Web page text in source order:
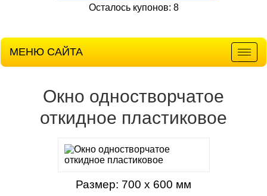
Осталось купонов: 8
МЕНЮ САЙТА
Окно одностворчатое
откидное пластиковое
Размер: 700 х 600 мм